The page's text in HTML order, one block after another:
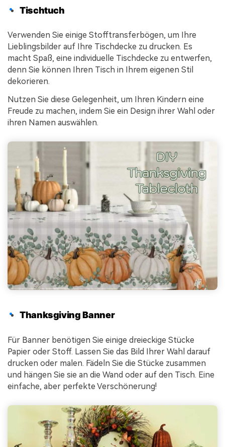
Tischtuch
Verwenden Sie einige Stofftransferbögen, um Ihre
Lieblingsbilder auf Ihre Tischdecke zu drucken. Es
macht Spaß, eine individuelle Tischdecke zu entwerfen,
denn Sie können Ihren Tisch in Ihrem eigenen Stil
dekorieren.
Nutzen Sie diese Gelegenheit, um Ihren Kindern eine
Freude zu machen, indem Sie ein Design ihrer Wahl oder
ihren Namen auswählen.
Thanksgiving Banner
Für Banner benötigen Sie einige dreieckige Stücke
Papier oder Stoff. Lassen Sie das Bild Ihrer Wahl darauf
drucken oder malen. Fädeln Sie die Stücke zusammen
und hängen Sie sie an die Wand oder auf den Tisch. Eine
einfache, aber perfekte Verschönerung!